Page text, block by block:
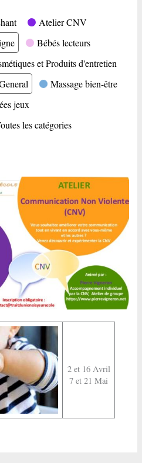
Atelier CNV
Bébés lecteurs
et Produits d'entretien
Massage bien-être
jeux
les catégories
2 et 16 Avril
7 et 21 Mai